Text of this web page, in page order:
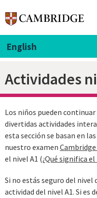
English
Actividades
Los niños pueden
divertidas actividades
esta sección se basan en
nuestro examen
el nivel A1 (¿Qué significa el
Si no estás seguro del nivel
actividad del nivel A1. Si es